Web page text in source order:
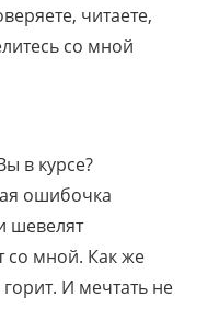
читаете,
со мной
в курсе?
ошибочка
шевелят
со мной. Как же
И мечтать не